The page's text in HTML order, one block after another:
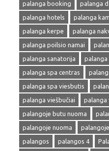
palanga booking
palanga
palanga hotels
palanga
palanga kerpe
palanga
palanga poilsio namai
palanga sanatorija
palanga
palanga spa centras
palanga spa viesbutis
palanga viešbučiai
palanga
palangoje butu nuoma
palangoje nuoma
palangos
palangos 4